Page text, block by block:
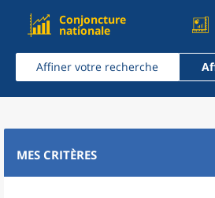
Conjoncture
nationale
Affiner votre recherche
MES CRITÈRES